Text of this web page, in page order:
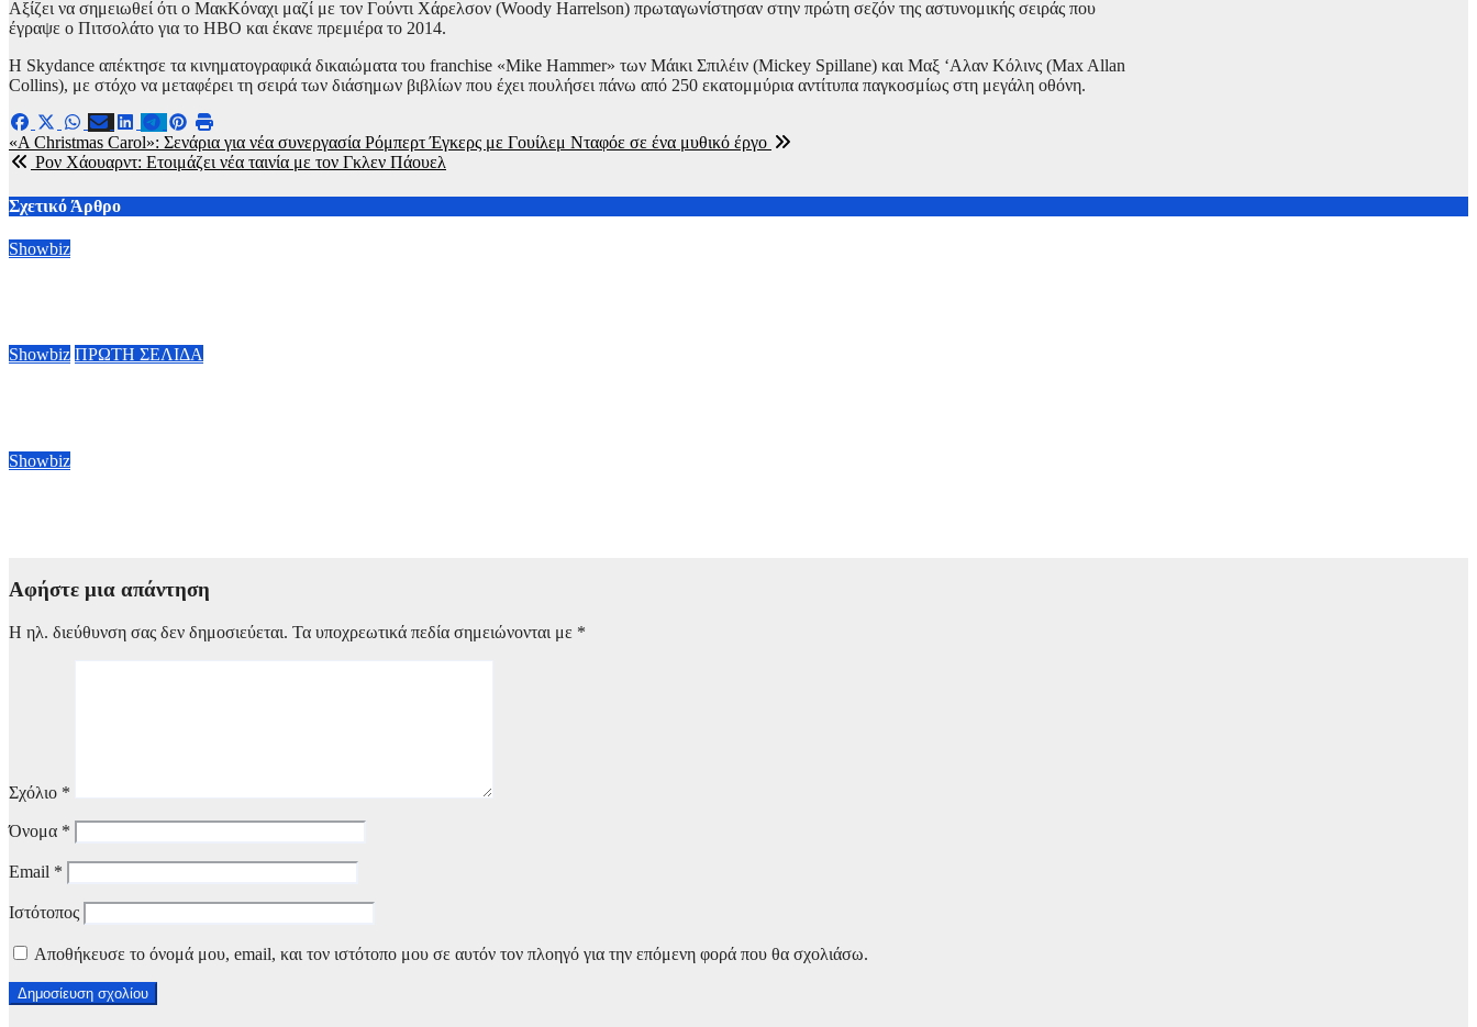
Αξίζει να σημειωθεί ότι ο ΜακΚόναχι μαζί με τον Γούντι Χάρελσον (Woody Harrelson) πρωταγωνίστησαν στην πρώτη σεζόν της αστυνομικής σειράς που
έγραψε ο Πιτσολάτο για το HBO και έκανε πρεμιέρα το 2014.
Η Skydance απέκτησε τα κινηματογραφικά δικαιώματα του franchise «Mike Hammer» των Μάικι Σπιλέιν (Mickey Spillane) και Μαξ ‘Αλαν Κόλινς (Max Allan
Collins), με στόχο να μεταφέρει τη σειρά των διάσημων βιβλίων που έχει πουλήσει πάνω από 250 εκατομμύρια αντίτυπα παγκοσμίως στη μεγάλη οθόνη.
Πλοήγηση
άρθρων
«A Christmas Carol»: Σενάρια για νέα συνεργασία Ρόμπερτ Έγκερς με Γουίλεμ Νταφόε σε ένα μυθικό έργο
Ρον Χάουαρντ: Ετοιμάζει νέα ταινία με τον Γκλεν Πάουελ
Σχετικό Άρθρο
Showbiz
Showbiz ΠΡΩΤΗ ΣΕΛΙΔΑ
Showbiz
Αφήστε μια απάντηση
Η ηλ. διεύθυνση σας δεν δημοσιεύεται. Τα υποχρεωτικά πεδία σημειώνονται με *
Σχόλιο *
Όνομα *
Email *
Ιστότοπος
Αποθήκευσε το όνομά μου, email, και τον ιστότοπο μου σε αυτόν τον πλοηγό για την επόμενη φορά που θα σχολιάσω.